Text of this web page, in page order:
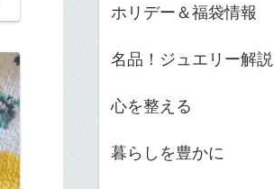
ホリデー＆福袋情報
名品！ジュエリー解説
心を整える
暮らしを豊かに